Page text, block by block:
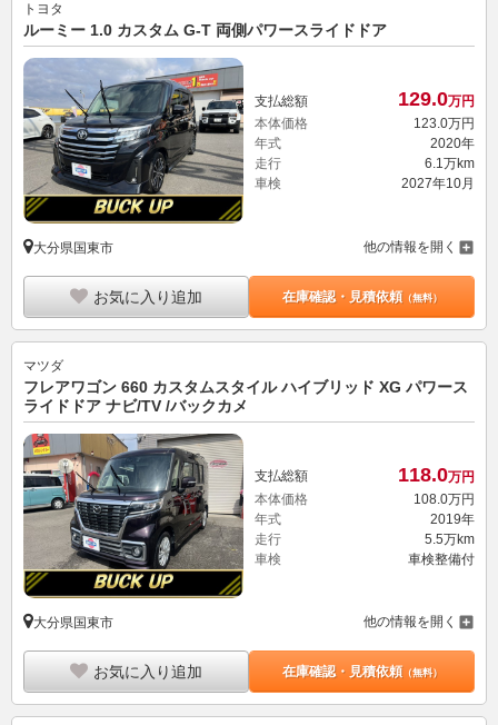
トヨタ
ルーミー 1.0 カスタム G-T 両側パワースライドドア
支払総額 129.0万円
本体価格
123.0万円
年式
2020年
走行
6.1万km
車検
2027年10月
大分県国東市 他の情報を開く
お気に入り追加 在庫確認・見積依頼（無料）
マツダ
フレアワゴン 660 カスタムスタイル ハイブリッド XG パワース
ライドドア ナビ/TV /バックカメ
支払総額 118.0万円
本体価格
108. 0万円
年式
2019年
走行
5.5万km
車検
車検整備付
大分県国東市 他の情報を開く
お気に入り追加 在庫確認・見積依頼（無料）